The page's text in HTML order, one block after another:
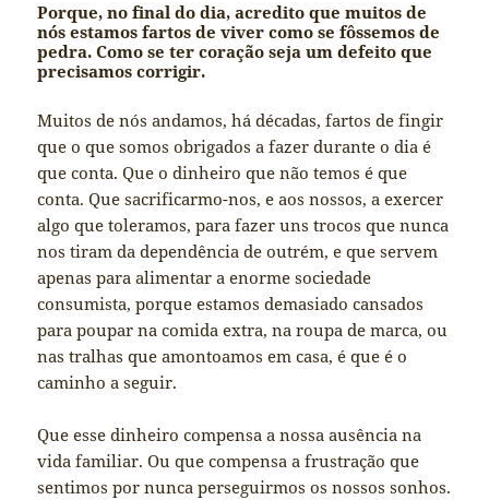
Porque, no final do dia, acredito que muitos de
nós estamos fartos de viver como se fôssemos de
pedra. Como se ter coração seja um defeito que
precisamos corrigir.
Muitos de nós andamos, há décadas, fartos de fingir
que o que somos obrigados a fazer durante o dia é
que conta. Que o dinheiro que não temos é que
conta. Que sacrificarmo-nos, e aos nossos, a exercer
algo que toleramos, para fazer uns trocos que nunca
nos tiram da dependência de outrém, e que servem
apenas para alimentar a enorme sociedade
consumista, porque estamos demasiado cansados
para poupar na comida extra, na roupa de marca, ou
nas tralhas que amontoamos em casa, é que é o
caminho a seguir.
Que esse dinheiro compensa a nossa ausência na
vida familiar. Ou que compensa a frustração que
sentimos por nunca perseguirmos os nossos sonhos.